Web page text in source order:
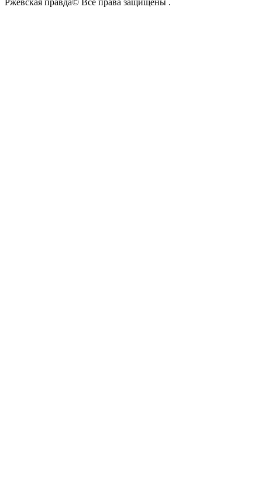
Ржевская правда© Все права защищены .